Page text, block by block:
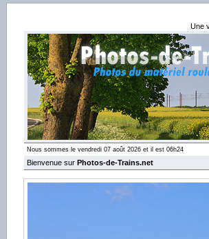
Une
Nous sommes le vendredi 07 août 2026 et il est 06h24
Bienvenue sur Photos-de-Trains.net